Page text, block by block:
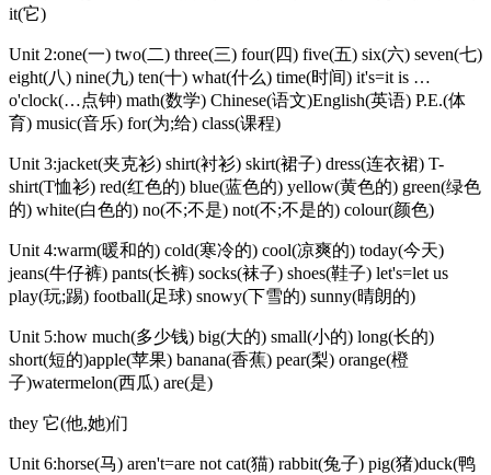
it(它)
Unit 2:one(一) two(二) three(三) four(四) five(五) six(六) seven(七)
eight(八) nine(九) ten(十) what(什么) time(时间) it's=it is …
o'clock(…点钟) math(数学) Chinese(语文)English(英语) P.E.(体
育) music(音乐) for(为;给) class(课程)
Unit 3:jacket(夹克衫) shirt(衬衫) skirt(裙子) dress(连衣裙) T-
shirt(T恤衫) red(红色的) blue(蓝色的) yellow(黄色的) green(绿色
的) white(白色的) no(不;不是) not(不;不是的) colour(颜色)
Unit 4:warm(暖和的) cold(寒冷的) cool(凉爽的) today(今天)
jeans(牛仔裤) pants(长裤) socks(袜子) shoes(鞋子) let's=let us
play(玩;踢) football(足球) snowy(下雪的) sunny(晴朗的)
Unit 5:how much(多少钱) big(大的) small(小的) long(长的)
short(短的)apple(苹果) banana(香蕉) pear(梨) orange(橙
子)watermelon(西瓜) are(是)
they 它(他,她)们
Unit 6:horse(马) aren't=are not cat(猫) rabbit(兔子) pig(猪)duck(鸭